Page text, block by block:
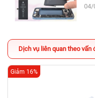
04/
Dịch vụ liên quan theo vấn
Giảm 16%